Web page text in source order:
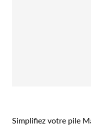
Simplifiez votre pile